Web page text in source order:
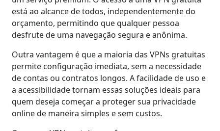
está ao alcance de todos, independentemente do
orçamento, permitindo que qualquer pessoa
desfrute de uma navegação segura e anônima.
Outra vantagem é que a maioria das VPNs gratuitas
permite configuração imediata, sem a necessidade
de contas ou contratos longos. A facilidade de uso e
a acessibilidade tornam essas soluções ideais para
quem deseja começar a proteger sua privacidade
online de maneira simples e sem custos.